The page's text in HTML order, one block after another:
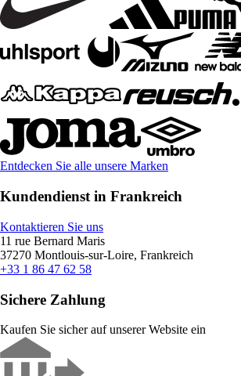
Entdecken Sie alle unsere Marken
Kundendienst in Frankreich
Kontaktieren Sie uns
11 rue Bernard Maris
37270 Montlouis-sur-Loire, Frankreich
+33 1 86 47 62 58
Sichere Zahlung
Kaufen Sie sicher auf unserer Website ein